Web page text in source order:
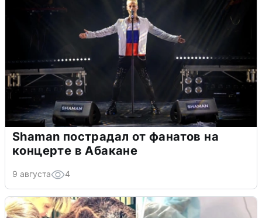
Shaman пострадал от фанатов на
концерте в Абакане
9 августа 4